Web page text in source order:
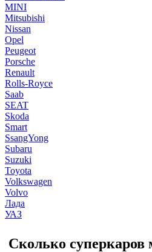
MINI
Mitsubishi
Nissan
Opel
Peugeot
Porsche
Renault
Rolls-Royce
Saab
SEAT
Skoda
Smart
SsangYong
Subaru
Suzuki
Toyota
Volkswagen
Volvo
Лада
УАЗ
Сколько суперкаров